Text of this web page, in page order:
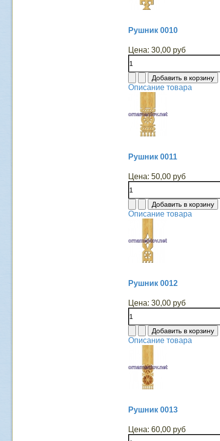
Рушник 0010
Цена: 30,00 руб
Описание товара
Рушник 0011
Цена: 50,00 руб
Описание товара
Рушник 0012
Цена: 30,00 руб
Описание товара
Рушник 0013
Цена: 60,00 руб